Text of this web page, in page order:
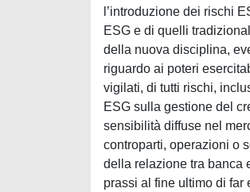
l’introduzione dei rischi
ESG e di quelli
della nuova disciplina,
riguardo ai poteri
vigilati, di tutti rischi,
ESG sulla gestione del
sensibilità diffuse nel
controparti, operazioni o
della relazione tra banca
prassi al fine ultimo di far